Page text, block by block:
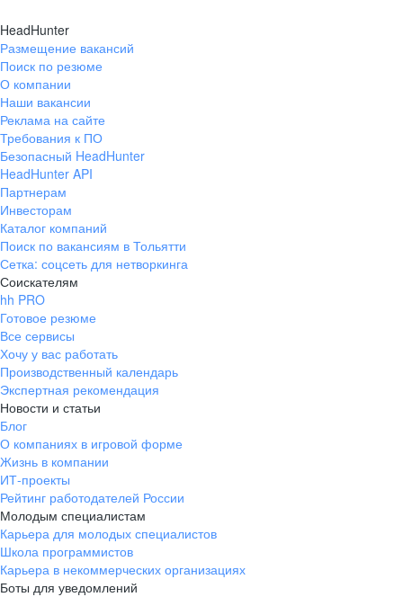
HeadHunter
Размещение вакансий
Поиск по резюме
О компании
Наши вакансии
Реклама на сайте
Требования к ПО
Безопасный HeadHunter
HeadHunter API
Партнерам
Инвесторам
Каталог компаний
Поиск по вакансиям в Тольятти
Сетка: соцсеть для нетворкинга
Соискателям
hh PRO
Готовое резюме
Все сервисы
Хочу у вас работать
Производственный календарь
Экспертная рекомендация
Новости и статьи
Блог
О компаниях в игровой форме
Жизнь в компании
ИТ-проекты
Рейтинг работодателей России
Молодым специалистам
Карьера для молодых специалистов
Школа программистов
Карьера в некоммерческих организациях
Боты для уведомлений